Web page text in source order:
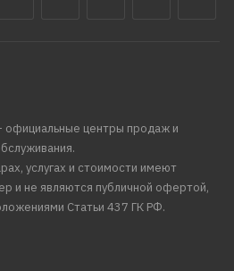
центры продаж и
услугах и стоимости имеют
и не являются публичной офертой,
Статьи 437 ГК РФ.